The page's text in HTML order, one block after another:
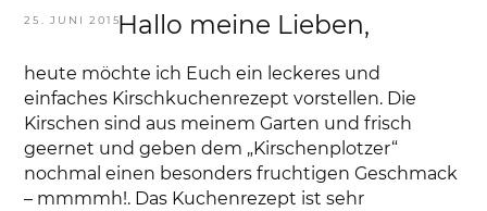
VERÖFFENTLICHT
25. JUNI 2015Hallo meine Lieben,
heute möchte ich Euch ein leckeres und
einfaches Kirschkuchenrezept vorstellen. Die
Kirschen sind aus meinem Garten und frisch
geernet und geben dem „Kirschenplotzer“
nochmal einen besonders fruchtigen Geschmack
– mmmmh!. Das Kuchenrezept ist sehr